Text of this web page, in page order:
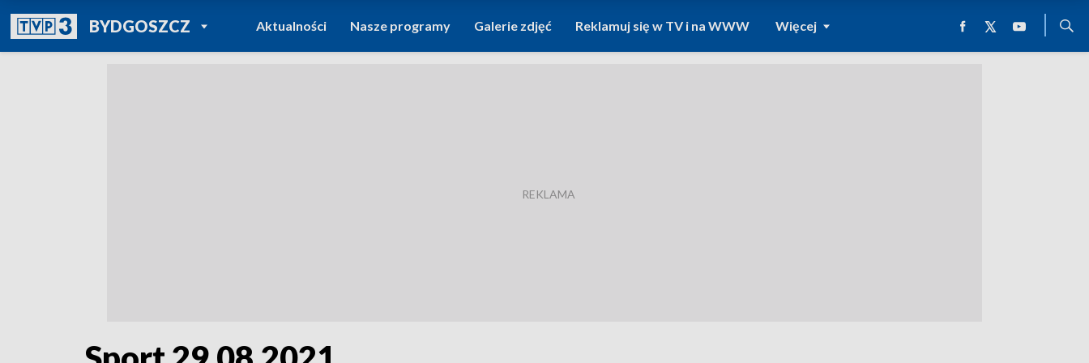
BYDGOSZCZPOWRÓT DO
TVP REGIONY
Aktualności Nasze programy Galerie zdjęć Reklamuj się w TV i na WWW Więcej